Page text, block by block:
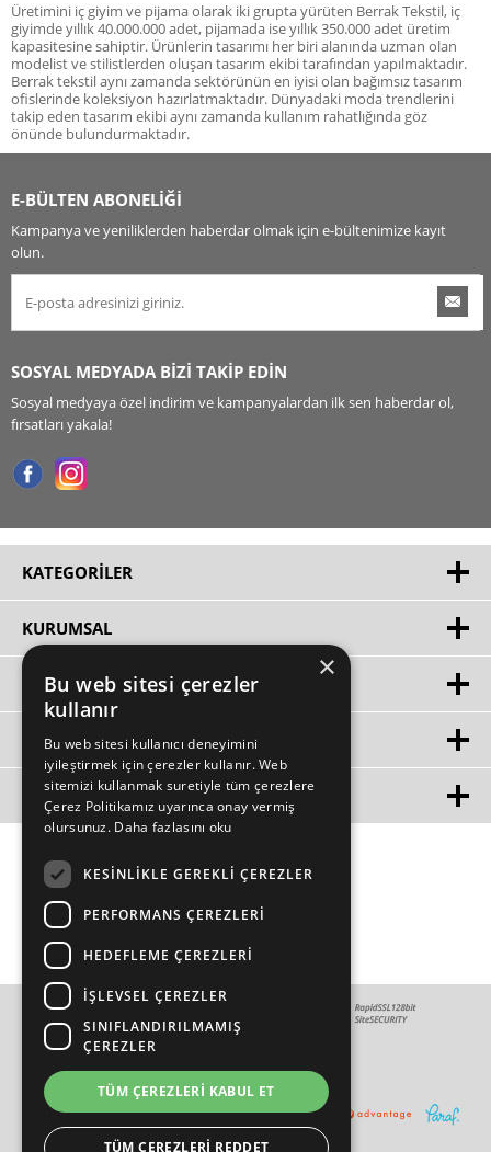
Üretimini iç giyim ve pijama olarak iki grupta yürüten Berrak Tekstil, iç
giyimde yıllık 40.000.000 adet, pijamada ise yıllık 350.000 adet üretim
kapasitesine sahiptir. Ürünlerin tasarımı her biri alanında uzman olan
modelist ve stilistlerden oluşan tasarım ekibi tarafından yapılmaktadır.
Berrak tekstil aynı zamanda sektörünün en iyisi olan bağımsız tasarım
ofislerinde koleksiyon hazırlatmaktadır. Dünyadaki moda trendlerini
takip eden tasarım ekibi aynı zamanda kullanım rahatlığında göz
önünde bulundurmaktadır.
E-BÜLTEN ABONELİĞİ
Kampanya ve yeniliklerden haberdar olmak için e-bültenimize kayıt
olun.
SOSYAL MEDYADA BİZİ TAKİP EDİN
Sosyal medyaya özel indirim ve kampanyalardan ilk sen haberdar ol,
fırsatları yakala!
KATEGORILER
KURUMSAL
HIZLI ERIŞIM
ÜYE
MÜŞTERİ HİZMETLERİ
×
Bu web sitesi çerezler
kullanır
Bu web sitesi kullanıcı deneyimini
iyileştirmek için çerezler kullanır. Web
sitemizi kullanmak suretiyle tüm çerezlere
Çerez Politikamız uyarınca onay vermiş
olursunuz. Daha fazlasını oku
KESINLIKLE GEREKLI ÇEREZLER
PERFORMANS ÇEREZLERI
HEDEFLEME ÇEREZLERI
İŞLEVSEL ÇEREZLER
SINIFLANDIRILMAMIŞ
ÇEREZLER
TÜM ÇEREZLERI KABUL ET
TÜM ÇEREZLERI REDDET